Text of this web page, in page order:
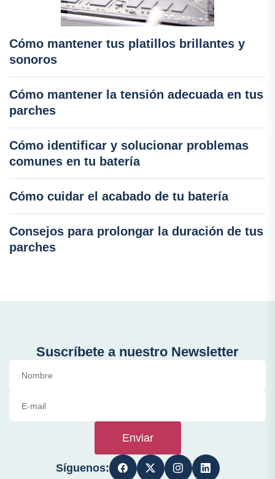
Cómo mantener tus platillos brillantes y
sonoros
Cómo mantener la tensión adecuada en tus
parches
Cómo identificar y solucionar problemas
comunes en tu batería
Cómo cuidar el acabado de tu batería
Consejos para prolongar la duración de tus
parches
Suscríbete a nuestro Newsletter
Enviar
Síguenos: